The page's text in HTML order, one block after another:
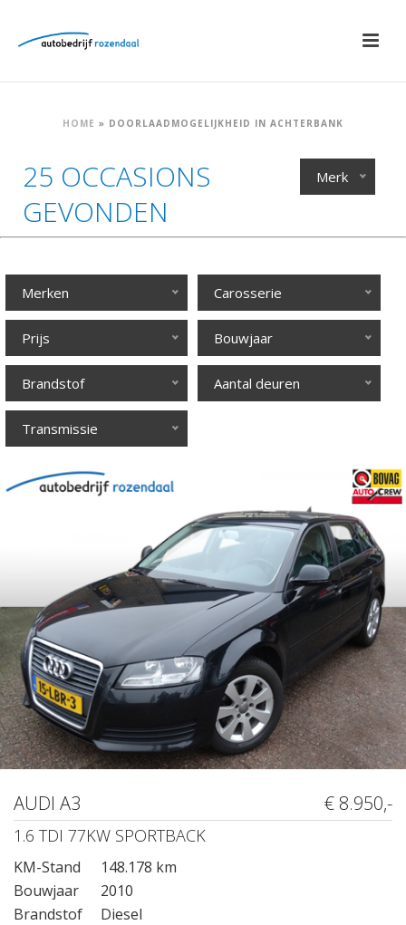
HOME » DOORLAADMOGELIJKHEID IN ACHTERBANK
25 OCCASIONS
GEVONDEN
Merk
Merken Carosserie
Prijs Bouwjaar
Brandstof Aantal deuren
Transmissie
AUDI A3 € 8.950,-
1.6 TDI 77KW SPORTBACK
KM-Stand
148.178 km
Bouwjaar
2010
Brandstof
Diesel